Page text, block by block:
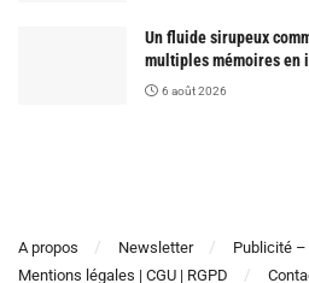
Un fluide sirupeux
multiples mémoires en
6 août 2026
A propos Newsletter
Publicité
Mentions légales | CGU | RGPD